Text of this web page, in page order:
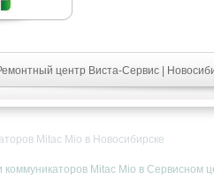
центр Виста-Сервис |
Mitac Mio в Новосибирске
Mitac Mio в Сервисном